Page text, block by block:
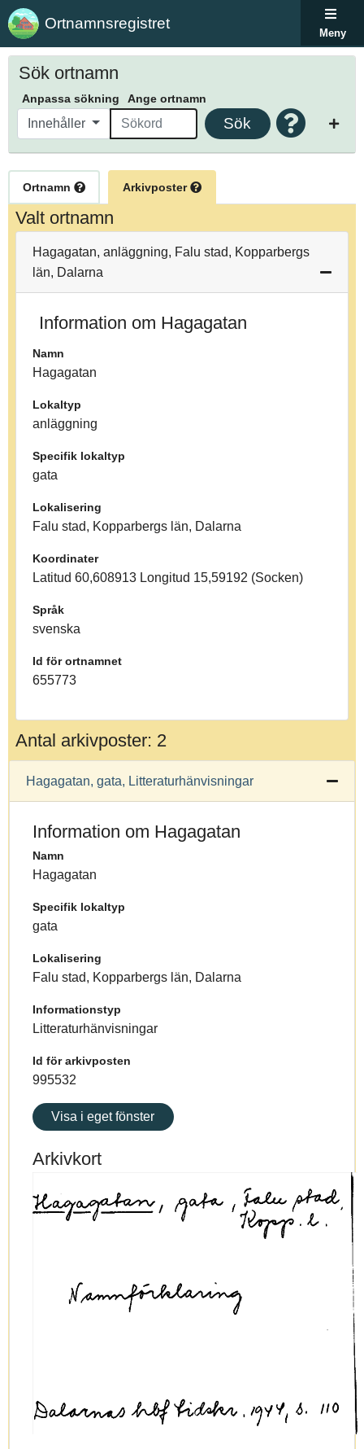
Ortnamnsregistret
Meny
Sök ortnamn
Anpassa sökning Ange ortnamn
Innehåller Sök
Ortnamn Arkivposter
Valt ortnamn
Hagagatan, anläggning, Falu stad, Kopparbergs
län, Dalarna
Information om Hagagatan
Namn
Hagagatan
Lokaltyp
anläggning
Specifik lokaltyp
gata
Lokalisering
Falu stad, Kopparbergs län, Dalarna
Koordinater
Latitud 60,608913 Longitud 15,59192 (Socken)
Språk
svenska
Id för ortnamnet
655773
Antal arkivposter: 2
Hagagatan, gata, Litteraturhänvisningar
Information om Hagagatan
Namn
Hagagatan
Specifik lokaltyp
gata
Lokalisering
Falu stad, Kopparbergs län, Dalarna
Informationstyp
Litteraturhänvisningar
Id för arkivposten
995532
Visa i eget fönster
Arkivkort